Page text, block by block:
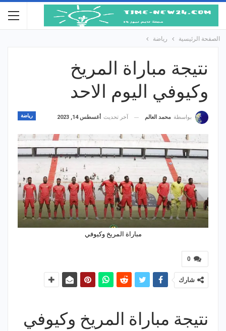
الصفحة الرئيسية رياضة
نتيجة مباراة المريخ
وكيوفي اليوم الاحد
رياضة بواسطة محمد العالم آخر تحديث أغسطس 14, 2023
مباراة المريخ وكيوفي
0
شارك
نتيجة مباراة المريخ وكيوفي